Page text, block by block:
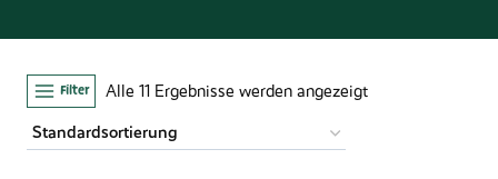
Filter Alle 11 Ergebnisse werden angezeigt